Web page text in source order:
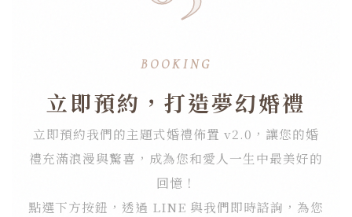
BOOKING
立即預約，打造夢幻婚禮
立即預約我們的主題式婚禮佈置 v2.0，讓您的婚
禮充滿浪漫與驚喜，成為您和愛人一生中最美好的
回憶！
點選下方按鈕，透過 LINE 與我們即時諮詢，為您